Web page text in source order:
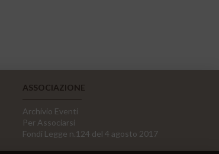
ASSOCIAZIONE
Archivio Eventi
Per Associarsi
Fondi Legge n.124 del 4 agosto 2017